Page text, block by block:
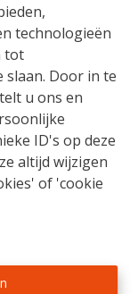
technologieën
tot
Door in te
u ons en
ID's op deze
altijd wijzigen
of 'cookie
en daad
van
tot einde,
het in